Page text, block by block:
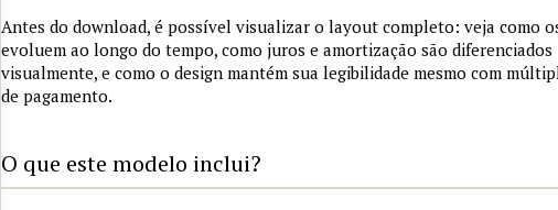
Antes do download, é possível visualizar o layout completo: veja como
evoluem ao longo do tempo, como juros e amortização são diferenciados
visualmente, e como o design mantém sua legibilidade mesmo com
de pagamento.
O que este modelo inclui?